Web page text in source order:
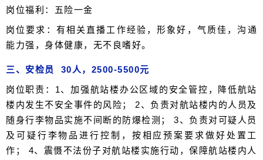
岗位福利：五险一金
岗位要求：有相关直播工作经验，形象好，气质佳，沟通
能力强，身体健康，无不良嗜好。
三、安检员 30人，2500-5500元
岗位职责：1、加强航站楼办公区域的安全管控，降低航站
楼内发生不安全事件的风险； 2、负责对航站楼内的人员及
随身行李物品实施不间断的防爆检测； 3、负责对可疑人员
及可疑行李物品进行控制，按相应预案要求做好处置工
作； 4、震慑不法份子对航站楼实施行动，保障航站楼内人